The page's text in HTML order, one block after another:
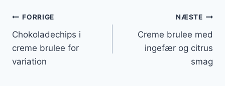
Indlægsnavigation
FORRIGE
Chokoladechips i
creme brulee for
variation
NÆSTE
Creme brulee med
ingefær og citrus
smag